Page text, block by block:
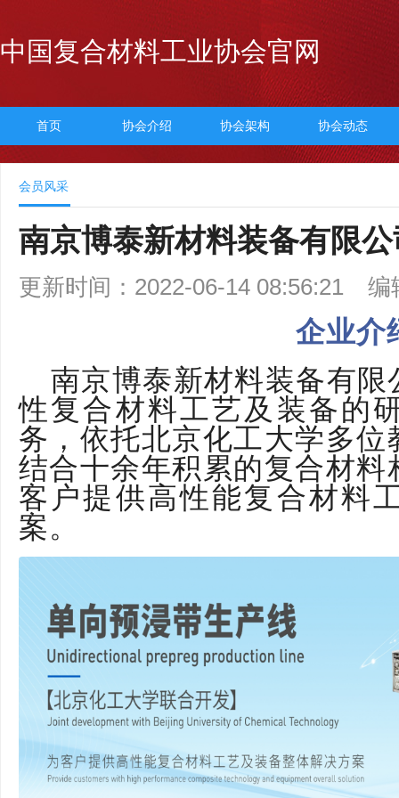
中国复合材料工业协会官网
首页 协会介绍 协会架构 协会动态
会员风采
南京博泰新材料装备有限
更新时间：2022-06-14 08:56:21 编
企业介
南京博泰新材料装备有
性复合材料工艺及装备的
务，依托北京化工大学多
结合十余年积累的复合材
客户提供高性能复合材料
案。